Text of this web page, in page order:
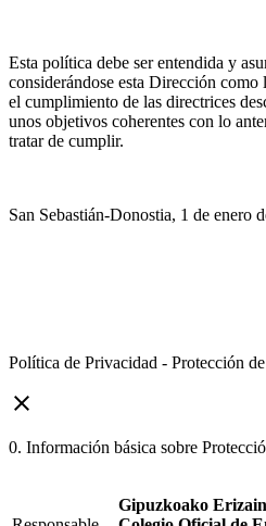
Esta política debe ser entendida y
considerándose esta Dirección
el cumplimiento de las directrices
unos objetivos coherentes con lo
tratar de cumplir.
San Sebastián-Donostia, 1 de enero
Política de Privacidad - Protección
close
0. Información básica sobre
Gipuzkoako